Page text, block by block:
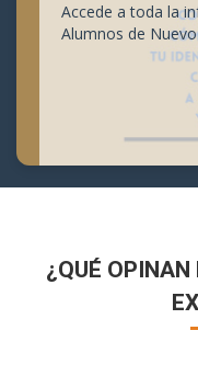
Accede a toda la
Alumnos de
¿QUÉ